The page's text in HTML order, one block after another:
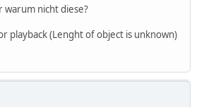
warum nicht diese?
playback (Lenght of object is unknown)